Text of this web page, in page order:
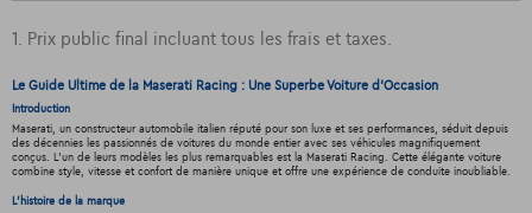
1. Prix public final incluant tous les frais et taxes.
Le Guide Ultime de la Maserati Racing : Une Superbe Voiture d'Occasion
Introduction
Maserati, un constructeur automobile italien réputé pour son luxe et ses performances, séduit depuis
des décennies les passionnés de voitures du monde entier avec ses véhicules magnifiquement
conçus. L'un de leurs modèles les plus remarquables est la Maserati Racing. Cette élégante voiture
combine style, vitesse et confort de manière unique et offre une expérience de conduite inoubliable.
L'histoire de la marque